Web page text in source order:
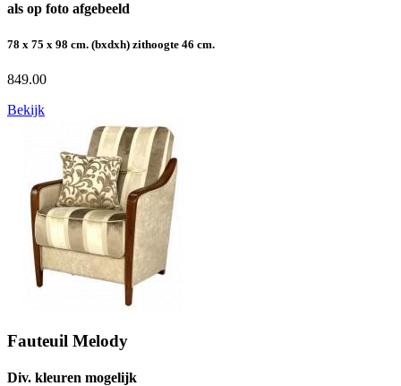
als op foto afgebeeld
78 x 75 x 98 cm. (bxdxh) zithoogte 46 cm.
849.00
Bekijk
Fauteuil Melody
Div. kleuren mogelijk